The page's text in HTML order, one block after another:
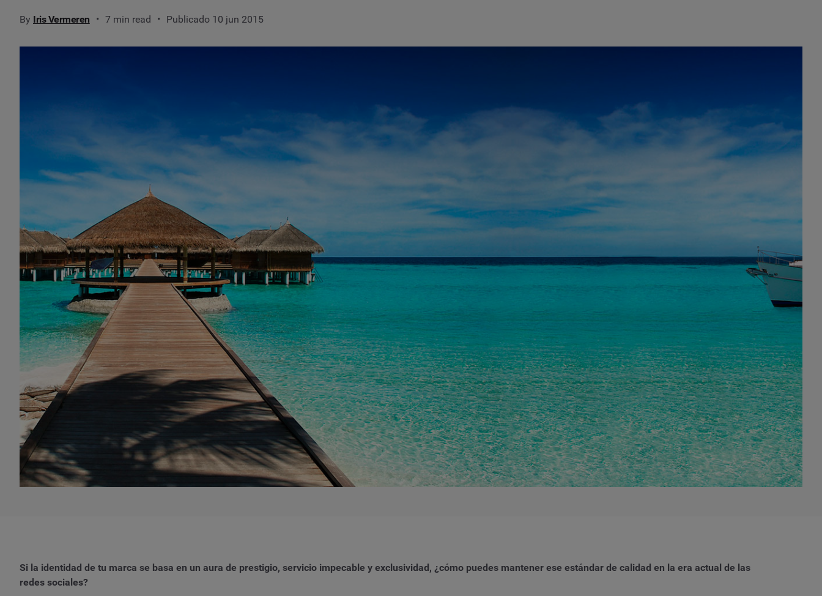
By Iris Vermeren 7 min read Publicado 10 jun 2015
Si la identidad de tu marca se basa en un aura de prestigio, servicio impecable y exclusividad, ¿cómo puedes mantener ese estándar de calidad en la era actual de las
redes sociales?